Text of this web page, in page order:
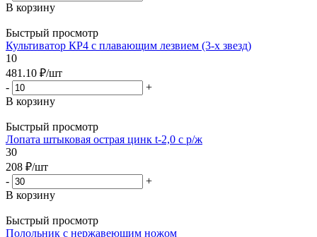
В корзину
Быстрый просмотр
Культиватор КР4 с плавающим лезвием (3-х звезд)
10
481.10 ₽/шт
-
+
В корзину
Быстрый просмотр
Лопата штыковая острая цинк t-2,0 с р/ж
30
208 ₽/шт
-
+
В корзину
Быстрый просмотр
Полольник c нержавеющим ножом